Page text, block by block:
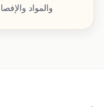
والمواد